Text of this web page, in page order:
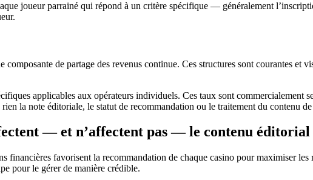
joueur parrainé qui répond à un critère spécifique — généralement
de partage des revenus continue. Ces structures sont courantes et
applicables aux opérateurs individuels. Ces taux sont commercialement
la note éditoriale, le statut de recommandation ou le traitement du contenu de
— et n’affectent pas — le contenu éditorial
financières favorisent la recommandation de chaque casino pour maximiser
pour le gérer de manière crédible.